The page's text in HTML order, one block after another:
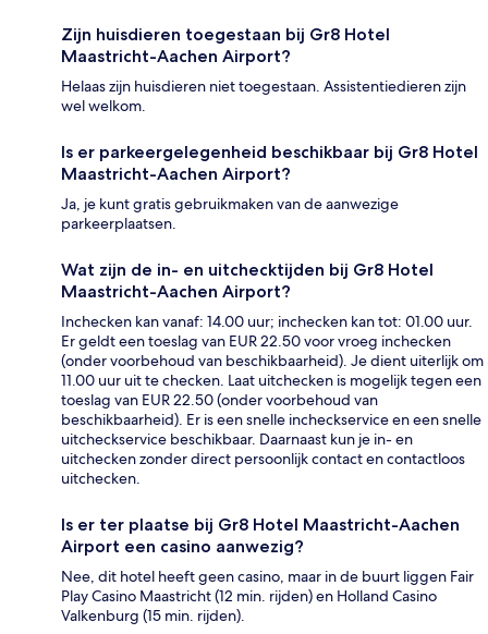
Zijn huisdieren toegestaan bij Gr8 Hotel
Maastricht-Aachen Airport?
Helaas zijn huisdieren niet toegestaan. Assistentiedieren zijn
wel welkom.
Is er parkeergelegenheid beschikbaar bij Gr8 Hotel
Maastricht-Aachen Airport?
Ja, je kunt gratis gebruikmaken van de aanwezige
parkeerplaatsen.
Wat zijn de in- en uitchecktijden bij Gr8 Hotel
Maastricht-Aachen Airport?
Inchecken kan vanaf: 14.00 uur; inchecken kan tot: 01.00 uur.
Er geldt een toeslag van EUR 22.50 voor vroeg inchecken
(onder voorbehoud van beschikbaarheid). Je dient uiterlijk om
11.00 uur uit te checken. Laat uitchecken is mogelijk tegen een
toeslag van EUR 22.50 (onder voorbehoud van
beschikbaarheid). Er is een snelle incheckservice en een snelle
uitcheckservice beschikbaar. Daarnaast kun je in- en
uitchecken zonder direct persoonlijk contact en contactloos
uitchecken.
Is er ter plaatse bij Gr8 Hotel Maastricht-Aachen
Airport een casino aanwezig?
Nee, dit hotel heeft geen casino, maar in de buurt liggen Fair
Play Casino Maastricht (12 min. rijden) en Holland Casino
Valkenburg (15 min. rijden).